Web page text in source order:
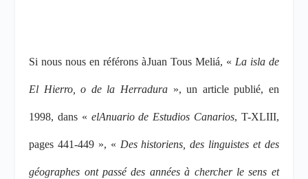
Si nous nous en référons àJuan Tous Meliá, « La isla de
El Hierro, o de la Herradura », un article publié, en
1998, dans « elAnuario de Estudios Canarios, T-XLIII,
pages 441-449 », « Des historiens, des linguistes et des
géographes ont passé des années à chercher le sens et